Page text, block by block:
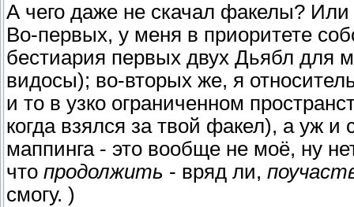
А чего даже не скачал факелы?
Во-первых, у меня в приоритете
бестиария первых двух Дьябл для
видосы); во-вторых же, я
и то в узко ограниченном
когда взялся за твой факел), а уж
маппинга - это вообще не моё, ну
что продолжить - вряд ли,
смогу. )